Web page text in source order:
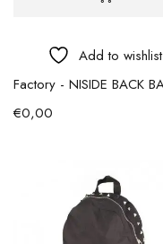
Add to wishlist
€0,00